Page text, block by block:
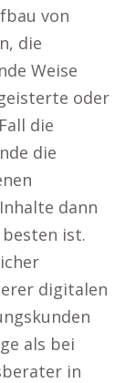
von
die
Weise
oder
die
die
dann
ist.
digitalen
als bei
in